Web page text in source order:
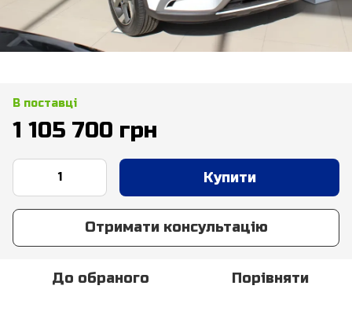
В поставці
1 105 700 грн
Купити
Отримати консультацію
До обраного Порівняти